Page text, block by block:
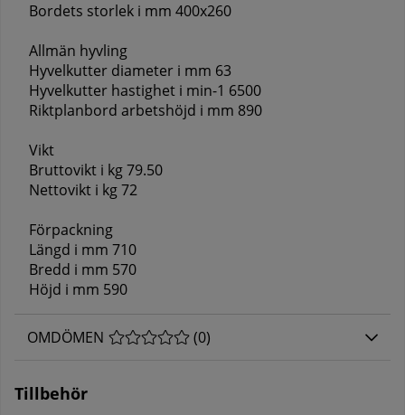
Bordets storlek i mm 400x260
Allmän hyvling
Hyvelkutter diameter i mm 63
Hyvelkutter hastighet i min-1 6500
Riktplanbord arbetshöjd i mm 890
Vikt
Bruttovikt i kg 79.50
Nettovikt i kg 72
Förpackning
Längd i mm 710
Bredd i mm 570
Höjd i mm 590
OMDÖMEN MEDELBETYG 0 AV 5 ANTAL BETYG 0
(0)
Tillbehör